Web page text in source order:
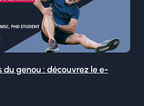
du genou : découvrez le e-